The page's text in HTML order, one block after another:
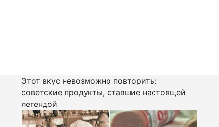
Этот вкус невозможно повторить:
советские продукты, ставшие настоящей
легендой